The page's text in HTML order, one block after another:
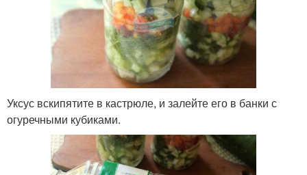
Уксус вскипятите в кастрюле, и залейте его в банки с
огуречными кубиками.